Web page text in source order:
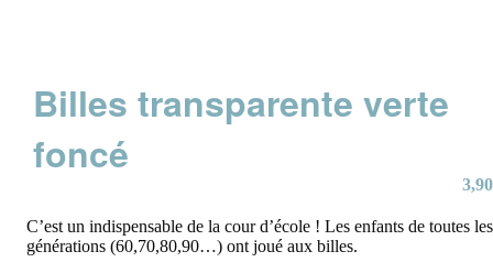
Billes transparente verte
foncé
3,90
C’est un indispensable de la cour d’école ! Les enfants de toutes les
générations (60,70,80,90…) ont joué aux billes.